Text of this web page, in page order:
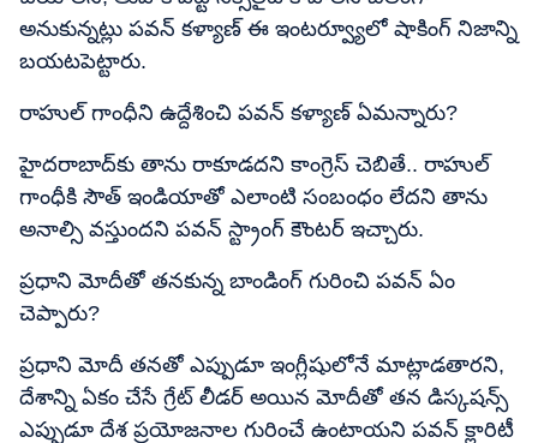
అనుకున్నట్లు పవన్ కళ్యాణ్ ఈ ఇంటర్వ్యూలో షాకింగ్ నిజాన్ని
బయటపెట్టారు.
రాహుల్ గాంధీని ఉద్దేశించి పవన్ కళ్యాణ్ ఏమన్నారు?
హైదరాబాద్‌కు తాను రాకూడదని కాంగ్రెస్ చెబితే.. రాహుల్
గాంధీకి సౌత్ ఇండియాతో ఎలాంటి సంబంధం లేదని తాను
అనాల్సి వస్తుందని పవన్ స్ట్రాంగ్ కౌంటర్ ఇచ్చారు.
ప్రధాని మోదీతో తనకున్న బాండింగ్ గురించి పవన్ ఏం
చెప్పారు?
ప్రధాని మోదీ తనతో ఎప్పుడూ ఇంగ్లీషులోనే మాట్లాడతారని,
దేశాన్ని ఏకం చేసే గ్రేట్ లీడర్ అయిన మోదీతో తన డిస్కషన్స్
ఎప్పుడూ దేశ ప్రయోజనాల గురించే ఉంటాయని పవన్ క్లారిటీ